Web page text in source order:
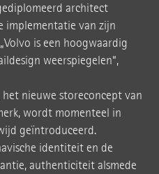
architect
implementatie van zijn
is een hoogwaardig
weerspiegelen“,
het nieuwe storeconcept van
wordt momenteel in
geïntroduceerd.
identiteit en de
authenticiteit alsmede